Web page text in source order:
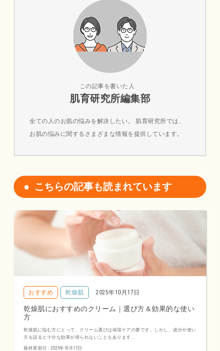
この記事を書いた人
肌育研究所編集部
全ての人のお肌の悩みを解決したい。 肌育研究所では、
お肌の悩みに関するさまざまな情報を提供しています。
こちらの記事も読まれています
おすすめ 乾燥肌 2025年10月17日
乾燥肌におすすめのクリーム｜選び方＆効果的な使い
方
乾燥肌に悩む方にとって、クリーム選びは保湿ケアの要です。しかし、成分や使い
方を誤ると十分な効果が得られないこともあります...
最終更新日 : 2025年10月17日